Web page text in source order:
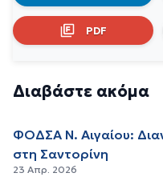
PDF
Διαβάστε ακόμα
ΦΟΔΣΑ Ν. Αιγαίου:
στη Σαντορίνη
23 Απρ. 2026